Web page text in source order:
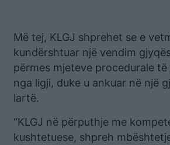
Më tej, KLGJ shprehet se e
kundërshtuar një vendim
përmes mjeteve procedurale të
nga ligji, duke u ankuar në një
lartë.
“KLGJ në përputhje me
kushtetuese, shpreh